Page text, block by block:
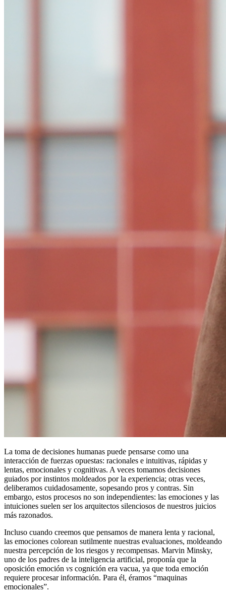
La toma de decisiones humanas puede pensarse como una
interacción de fuerzas opuestas: racionales e intuitivas, rápidas y
lentas, emocionales y cognitivas. A veces tomamos decisiones
guiados por instintos moldeados por la experiencia; otras veces,
deliberamos cuidadosamente, sopesando pros y contras. Sin
embargo, estos procesos no son independientes: las emociones y las
intuiciones suelen ser los arquitectos silenciosos de nuestros juicios
más razonados.
Incluso cuando creemos que pensamos de manera lenta y racional,
las emociones colorean sutilmente nuestras evaluaciones, moldeando
nuestra percepción de los riesgos y recompensas. Marvin Minsky,
uno de los padres de la inteligencia artificial, proponía que la
oposición emoción vs cognición era vacua, ya que toda emoción
requiere procesar información. Para él, éramos “maquinas
emocionales”.